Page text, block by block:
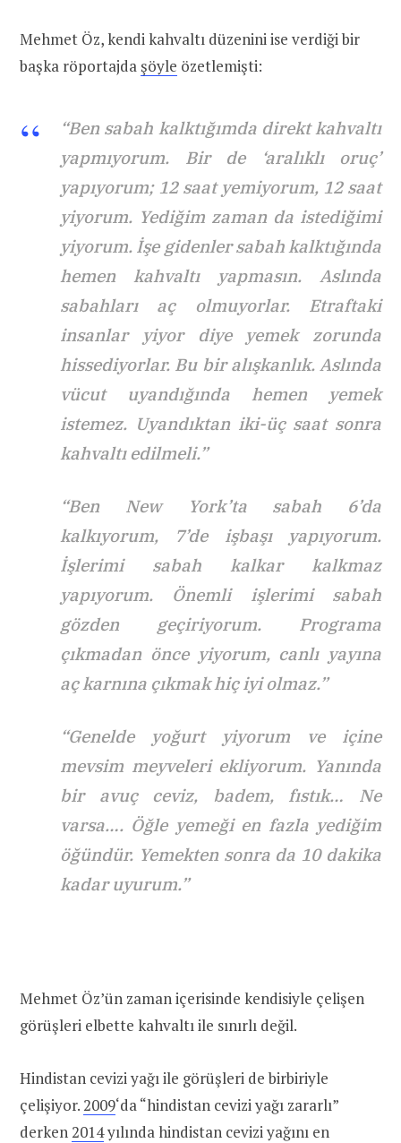
Mehmet Öz, kendi kahvaltı düzenini ise verdiği bir
başka röportajdaşöyle özetlemişti:
“Ben sabah kalktığımda direkt kahvaltı
yapmıyorum. Bir de ‘aralıklı oruç’
yapıyorum; 12 saat yemiyorum, 12 saat
yiyorum. Yediğim zaman da istediğimi
yiyorum. İşe gidenler sabah kalktığında
hemen kahvaltı yapmasın. Aslında
sabahları aç olmuyorlar. Etraftaki
insanlar yiyor diye yemek zorunda
hissediyorlar. Bu bir alışkanlık. Aslında
vücut uyandığında hemen yemek
istemez. Uyandıktan iki-üç saat sonra
kahvaltı edilmeli.”
“Ben New York’ta sabah 6’da
kalkıyorum, 7’de işbaşı yapıyorum.
İşlerimi sabah kalkar kalkmaz
yapıyorum. Önemli işlerimi sabah
gözden geçiriyorum. Programa
çıkmadan önce yiyorum, canlı yayına
aç karnına çıkmak hiç iyi olmaz.”
“Genelde yoğurt yiyorum ve içine
mevsim meyveleri ekliyorum. Yanında
bir avuç ceviz, badem, fıstık… Ne
varsa…. Öğle yemeği en fazla yediğim
öğündür. Yemekten sonra da 10 dakika
kadar uyurum.”
Mehmet Öz’ün zaman içerisinde kendisiyle çelişen
görüşleri elbette kahvaltı ile sınırlı değil.
Hindistan cevizi yağı ile görüşleri de birbiriyle
çelişiyor. 2009‘da “hindistan cevizi yağı zararlı”
derken 2014yılında hindistan cevizi yağını en